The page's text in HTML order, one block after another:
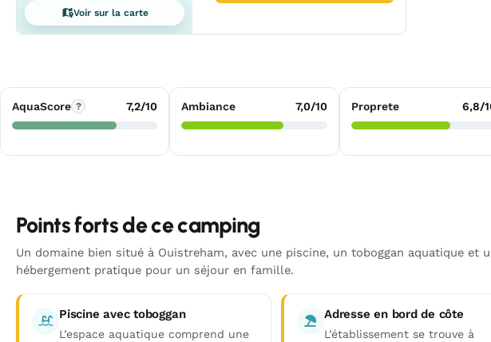
Voir sur la carte
AquaScore ? 7,2/10 Ambiance 7,0/10 Proprete 6,8/
Points forts de ce camping
Un domaine bien situé à Ouistreham, avec une piscine, un toboggan aquatique et
hébergement pratique pour un séjour en famille.
Piscine avec toboggan
L’espace aquatique comprend une
Adresse en bord de côte
L’établissement se trouve à